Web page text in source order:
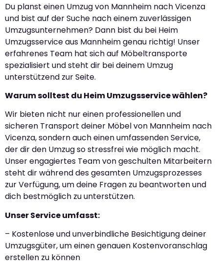
Du planst einen Umzug von Mannheim nach Vicenza
und bist auf der Suche nach einem zuverlässigen
Umzugsunternehmen? Dann bist du bei Heim
Umzugsservice aus Mannheim genau richtig! Unser
erfahrenes Team hat sich auf Möbeltransporte
spezialisiert und steht dir bei deinem Umzug
unterstützend zur Seite.
Warum solltest du Heim Umzugsservice wählen?
Wir bieten nicht nur einen professionellen und
sicheren Transport deiner Möbel von Mannheim nach
Vicenza, sondern auch einen umfassenden Service,
der dir den Umzug so stressfrei wie möglich macht.
Unser engagiertes Team von geschulten Mitarbeitern
steht dir während des gesamten Umzugsprozesses
zur Verfügung, um deine Fragen zu beantworten und
dich bestmöglich zu unterstützen.
Unser Service umfasst:
– Kostenlose und unverbindliche Besichtigung deiner
Umzugsgüter, um einen genauen Kostenvoranschlag
erstellen zu können